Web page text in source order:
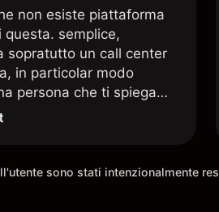
non esiste piattaforma
questa. semplice,
sopratutto un call center
in particolar modo
persona che ti spiega
conoscenze non
consigliata
sono stati intenzionalmente